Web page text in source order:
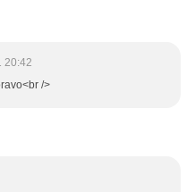
20:42
/>